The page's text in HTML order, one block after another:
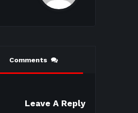
Comments
Leave A Reply